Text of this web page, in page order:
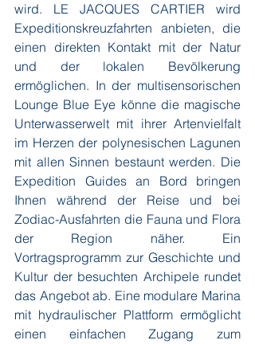
wird. LE JACQUES CARTIER wird
Expeditionskreuzfahrten anbieten, die
einen direkten Kontakt mit der Natur
und der lokalen Bevölkerung
ermöglichen. In der multisensorischen
Lounge Blue Eye könne die magische
Unterwasserwelt mit ihrer Artenvielfalt
im Herzen der polynesischen Lagunen
mit allen Sinnen bestaunt werden. Die
Expedition Guides an Bord bringen
Ihnen während der Reise und bei
Zodiac-Ausfahrten die Fauna und Flora
der Region näher. Ein
Vortragsprogramm zur Geschichte und
Kultur der besuchten Archipele rundet
das Angebot ab. Eine modulare Marina
mit hydraulischer Plattform ermöglicht
einen einfachen Zugang zum